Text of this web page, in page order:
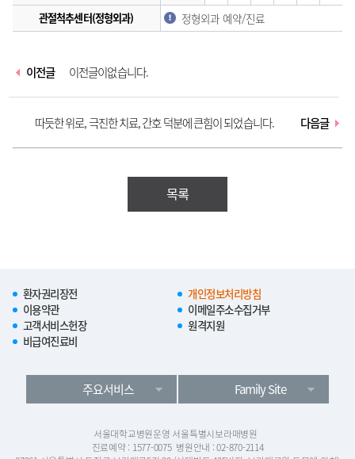
관절척추센터(정형외과)
정형외과 예약/진료
이전글 이전글이없습니다.
따듯한 위로, 극진한 치료, 간호 덕분에 큰힘이 되었습니다. 다음글
목록
환자권리장전
개인정보처리방침
이용약관
이메일주소수집거부
고객서비스헌장
원격지원
비급여진료비
주요서비스 Family Site
서울대학교병원운영 서울특별시보라매병원
진료예약 : 1577-0075 병원안내 : 02-870-2114